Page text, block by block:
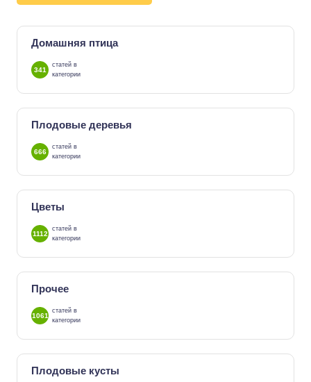
Домашняя птица
341
статей в
категории
Плодовые деревья
666
статей в
категории
Цветы
1112
статей в
категории
Прочее
1061
статей в
категории
Плодовые кусты